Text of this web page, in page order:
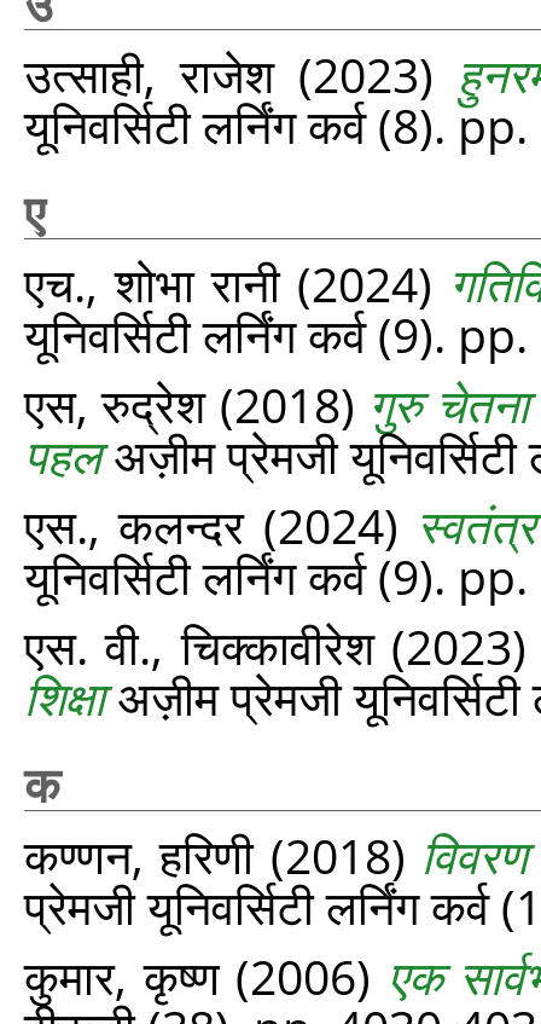
उत्साही, राजेश(2023)
यूनिवर्सिटी लर्निंग कर्व (8).
ए
एच., शोभा रानी(2024)
यूनिवर्सिटी लर्निंग कर्व (9).
एस, रुद्रेश(2018) गुरु
पहलअज़ीम प्रेमजी
एस., कलन्दर(2024)
यूनिवर्सिटी लर्निंग कर्व (9).
एस. वी., चिक्कावीरेश
शिक्षाअज़ीम प्रेमजी
क
कण्णन, हरिणी(2018)
प्रेमजी यूनिवर्सिटी लर्निंग
कुमार, कृष्ण(2006) एक